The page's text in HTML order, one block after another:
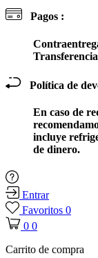
Pagos :
Política de
En caso de
incluye
de dinero.
Entrar
Favoritos 0
0 0
Carrito de compra